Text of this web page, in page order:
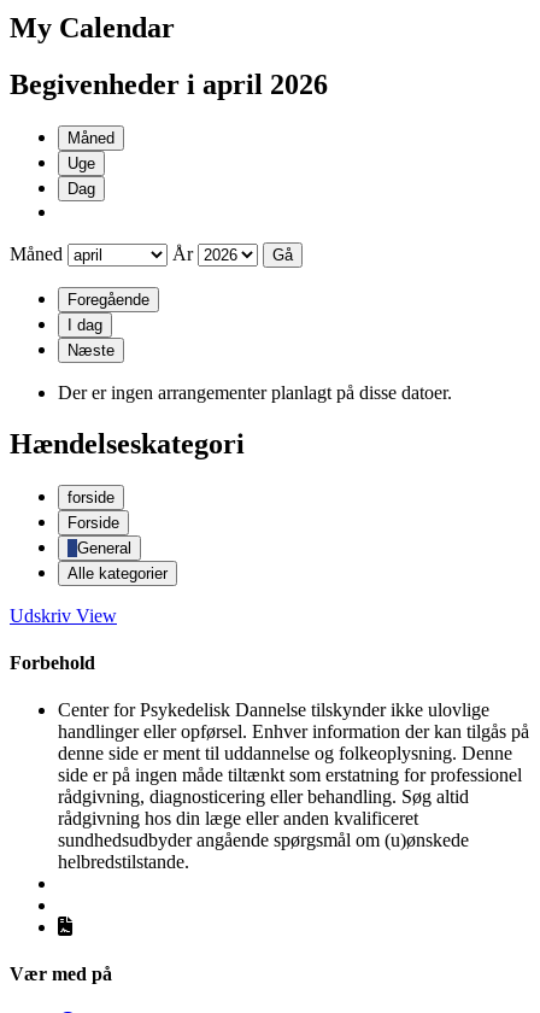
My Calendar
Begivenheder i april 2026
Måned
Uge
Dag
Måned År
Foregående
I dag
Næste
Der er ingen arrangementer planlagt på disse datoer.
Hændelseskategori
forside
Forside
General
Alle kategorier
Udskriv View
Forbehold
Center for Psykedelisk Dannelse tilskynder ikke ulovlige
handlinger eller opførsel. Enhver information der kan tilgås på
denne side er ment til uddannelse og folkeoplysning. Denne
side er på ingen måde tiltænkt som erstatning for professionel
rådgivning, diagnosticering eller behandling. Søg altid
rådgivning hos din læge eller anden kvalificeret
sundhedsudbyder angående spørgsmål om (u)ønskede
helbredstilstande.
Vær med på